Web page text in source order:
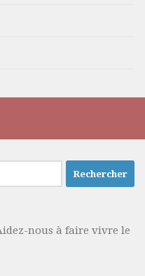
nous à faire vivre le